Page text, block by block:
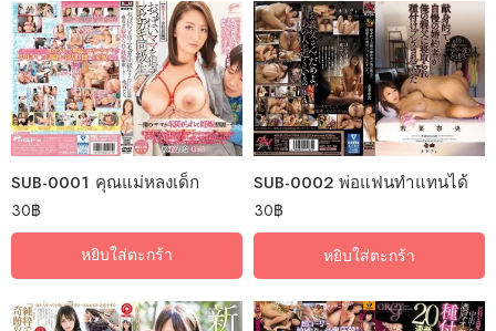
SUB-0001 คุณแม่หลงเด็ก
30฿
หยิบใส่ตะกร้า
SUB-0002 พ่อแฟนทำแทนได้
30฿
หยิบใส่ตะกร้า